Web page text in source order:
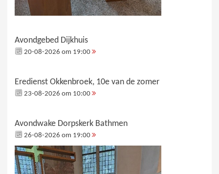
Avondgebed Dijkhuis
20-08-2026 om 19:00
Eredienst Okkenbroek, 10e van de zomer
23-08-2026 om 10:00
Avondwake Dorpskerk Bathmen
26-08-2026 om 19:00